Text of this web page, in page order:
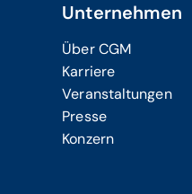
Unternehmen
Über CGM
Karriere
Veranstaltungen
Presse
Konzern